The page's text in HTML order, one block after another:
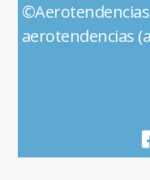
aerotendencias